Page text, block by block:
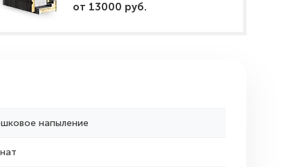
от 13000 руб.
напыление